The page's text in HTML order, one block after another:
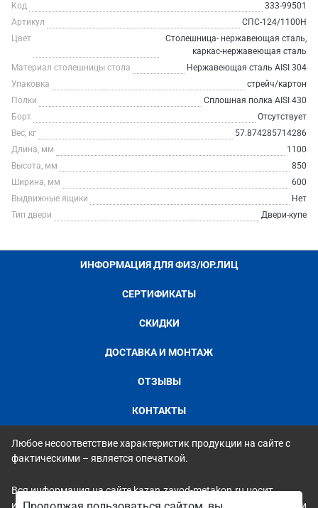
Код
333-99501
Артикул
СПС-124/1100Н
Цвет
Столешница- нержавеющая сталь,
каркас-нержавеющая сталь
Материал столешницы стола
Нержавеющая сталь AISI 304
Упаковка
стрейч/картон
Полки
Сплошная полка AISI 430
Борт
Отсутствует
Вес, кг
57.874285714286
Длина, мм
1100
Высота, мм
850
Ширина, мм
600
Выдвижные ящики
Нет
Тип двери
Двери-купе
ИНФОРМАЦИЯ ДЛЯ ФИЗ/ЮР.ЛИЦ
СЕРТИФИКАТЫ
СКИДКИ
ДОСТАВКА И МОНТАЖ
ОТЗЫВЫ
КОНТАКТЫ
Любое несоответствие характеристик продукции на сайте с
фактическими – является опечаткой.
Вся информация на сайте kazan.zavod-metakon.ru носит
исключительно ознакомительный и справочный характер и ни